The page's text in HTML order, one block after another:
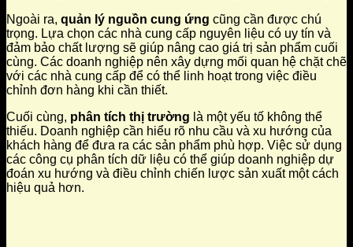
Ngoài ra, quản lý nguồn cung ứng cũng cần được chú
trọng. Lựa chọn các nhà cung cấp nguyên liệu có uy tín và
đảm bảo chất lượng sẽ giúp nâng cao giá trị sản phẩm cuối
cùng. Các doanh nghiệp nên xây dựng mối quan hệ chặt chẽ
với các nhà cung cấp để có thể linh hoạt trong việc điều
chỉnh đơn hàng khi cần thiết.
Cuối cùng, phân tích thị trường là một yếu tố không thể
thiếu. Doanh nghiệp cần hiểu rõ nhu cầu và xu hướng của
khách hàng để đưa ra các sản phẩm phù hợp. Việc sử dụng
các công cụ phân tích dữ liệu có thể giúp doanh nghiệp dự
đoán xu hướng và điều chỉnh chiến lược sản xuất một cách
hiệu quả hơn.